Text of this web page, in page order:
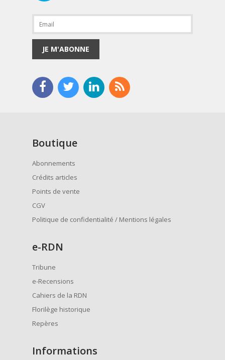
JE M'ABONNE
Boutique
Abonnements
Crédits articles
Points de vente
CGV
Politique de confidentialité / Mentions légales
e-RDN
Tribune
e-Recensions
Cahiers de la RDN
Florilège historique
Repères
Informations